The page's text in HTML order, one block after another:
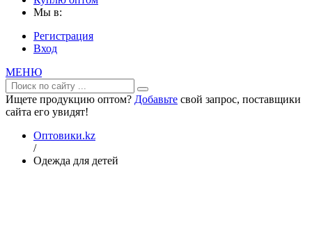
Мы в:
Регистрация
Вход
МЕНЮ
Ищете продукцию оптом? Добавьте свой запрос, поставщики
сайта его увидят!
Оптовики.kz
/
Одежда для детей